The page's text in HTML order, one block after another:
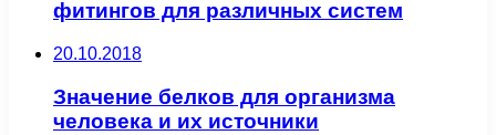
фитингов для различных систем
20.10.2018
Значение белков для организма
человека и их источники